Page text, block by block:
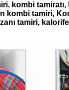
kombi
kombi tamiri,
tamiri,